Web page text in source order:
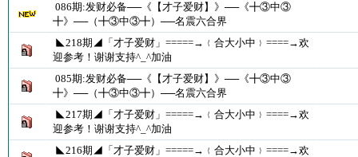
086期:发财必备──《【才子爱财】》──《╋③中③
╋》──（╋③中③╋）──名震六合界
◣218期◢「才子爱财」=====→﹛合大小中﹜====→欢
迎参考！谢谢支持^_^加油
085期:发财必备──《【才子爱财】》──《╋③中③
╋》──（╋③中③╋）──名震六合界
◣217期◢「才子爱财」=====→﹛合大小中﹜====→欢
迎参考！谢谢支持^_^加油
◣216期◢「才子爱财」=====→﹛合大小中﹜====→欢